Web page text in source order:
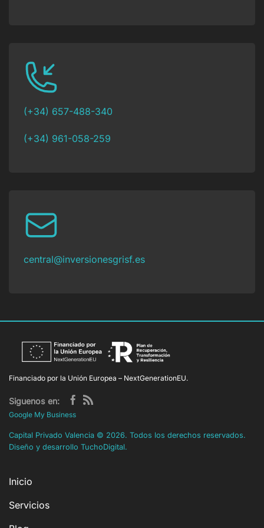
(+34) 657-488-340
(+34) 961-058-259
central@inversionesgrisf.es
Financiado por la Unión Europea – NextGenerationEU.
Siguenos en:
Google My Business
Capital Privado Valencia © 2026. Todos los derechos reservados.
Diseño y desarrollo TuchoDigital.
Inicio
Servicios